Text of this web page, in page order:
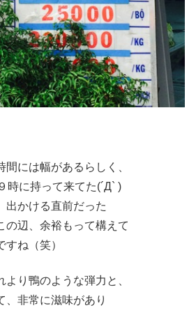
には幅があるらしく、
時に持って来てた(´Д` )
出かける直前だった
の辺、余裕もって構えて
ね（笑）
り鴨のような弾力と、
、非常に滋味があり